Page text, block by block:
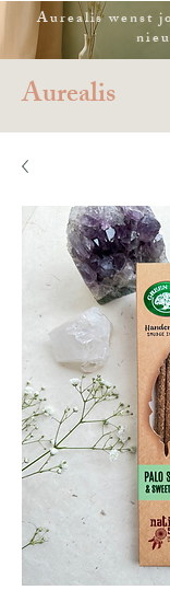
Aurealis wenst
Aurealis